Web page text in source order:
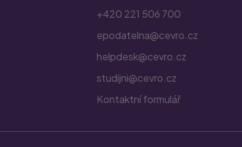
+420 221 506 700
epodatelna@cevro.cz
helpdesk@cevro.cz
studijni@cevro.cz
Kontaktní formulář